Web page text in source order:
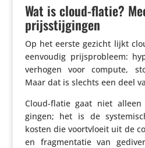
Wat is cloud-flatie?
prijsstijgingen
Op het eerste gezicht lijkt
eenvoudig prijs­pro­bleem:
verhogen voor compute,
Maar dat is slechts een deel
Cloud-flatie gaat niet
gingen; het is de
kosten die voort­vloeit uit de
en frag­men­tatie van